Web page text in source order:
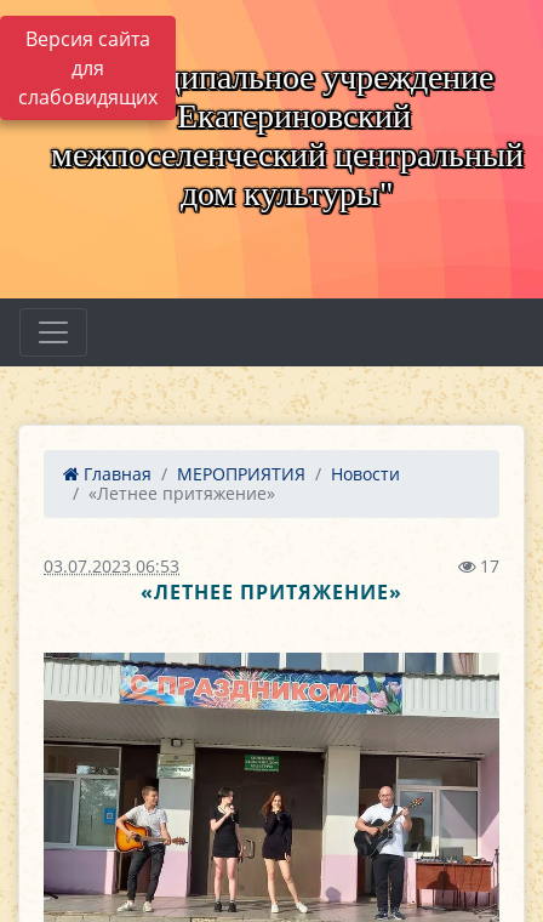
Версия сайта
для
слабовидящих
Муниципальное учреждение
"Екатериновский
межпоселенческий центральный
дом культуры"
Главная МЕРОПРИЯТИЯ
Новости
«Летнее притяжение»
03.07.2023 06:53 17
«ЛЕТНЕЕ ПРИТЯЖЕНИЕ»